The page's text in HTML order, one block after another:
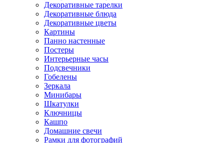
Декоративные тарелки
Декоративные блюда
Декоративные цветы
Картины
Панно настенные
Постеры
Интерьерные часы
Подсвечники
Гобелены
Зеркала
Минибары
Шкатулки
Ключницы
Кашпо
Домашние свечи
Рамки для фотографий